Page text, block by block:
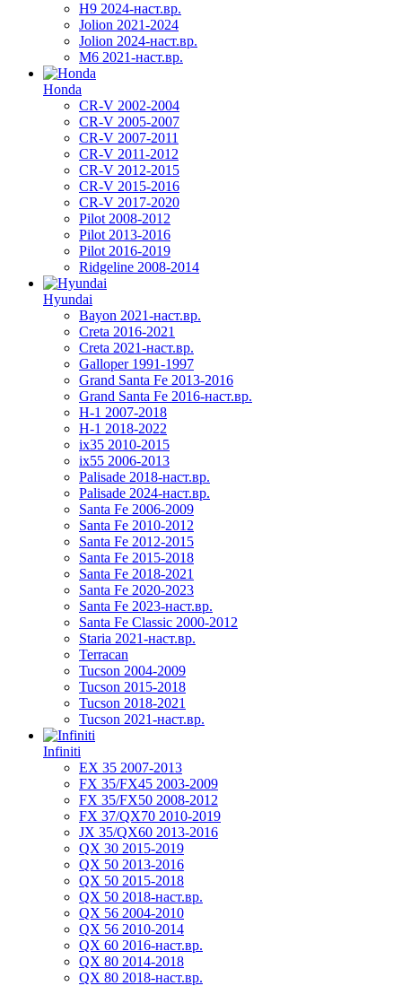
H9 2024-наст.вр.
Jolion 2021-2024
Jolion 2024-наст.вр.
М6 2021-наст.вр.
Honda
CR-V 2002-2004
CR-V 2005-2007
CR-V 2007-2011
CR-V 2011-2012
CR-V 2012-2015
CR-V 2015-2016
CR-V 2017-2020
Pilot 2008-2012
Pilot 2013-2016
Pilot 2016-2019
Ridgeline 2008-2014
Hyundai
Bayon 2021-наст.вр.
Creta 2016-2021
Creta 2021-наст.вр.
Galloper 1991-1997
Grand Santa Fe 2013-2016
Grand Santa Fe 2016-наст.вр.
H-1 2007-2018
H-1 2018-2022
ix35 2010-2015
ix55 2006-2013
Palisade 2018-наст.вр.
Palisade 2024-наст.вр.
Santa Fe 2006-2009
Santa Fe 2010-2012
Santa Fe 2012-2015
Santa Fe 2015-2018
Santa Fe 2018-2021
Santa Fe 2020-2023
Santa Fe 2023-наст.вр.
Santa Fe Classic 2000-2012
Staria 2021-наст.вр.
Terracan
Tucson 2004-2009
Tucson 2015-2018
Tucson 2018-2021
Tucson 2021-наст.вр.
Infiniti
EX 35 2007-2013
FX 35/FX45 2003-2009
FX 35/FX50 2008-2012
FX 37/QX70 2010-2019
JX 35/QX60 2013-2016
QX 30 2015-2019
QX 50 2013-2016
QX 50 2015-2018
QX 50 2018-наст.вр.
QX 56 2004-2010
QX 56 2010-2014
QX 60 2016-наст.вр.
QX 80 2014-2018
QX 80 2018-наст.вр.